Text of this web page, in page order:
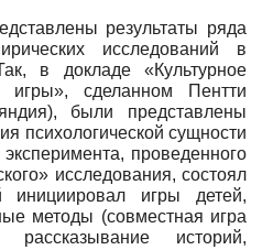
результаты ряда
исследований в
в докладе «Культурное
игры», сделанном Пентти
были представлены
психологической сущности
проведенного
исследования, состоял
игры детей,
методы (совместная игра
историй,